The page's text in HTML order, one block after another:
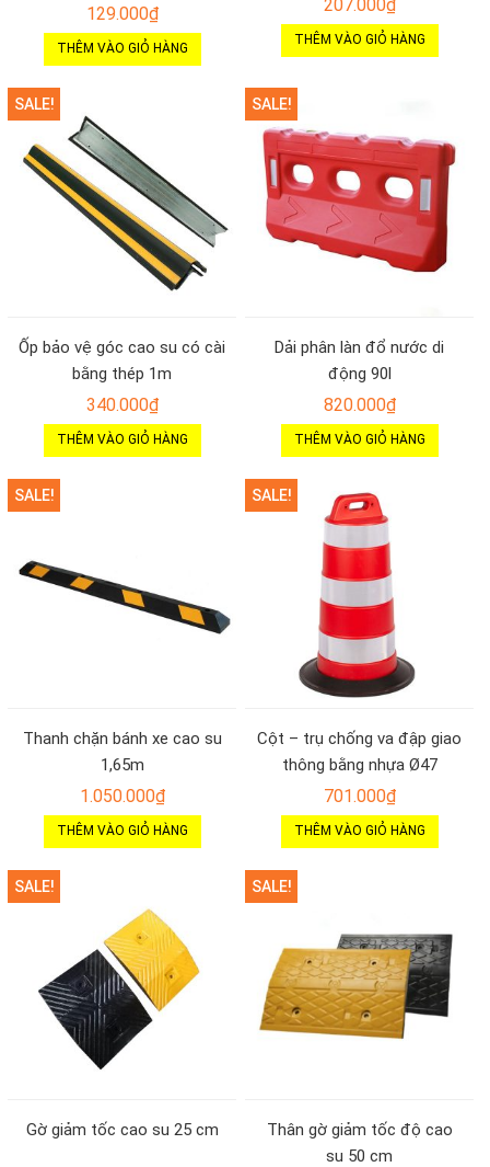
129.000₫
THÊM VÀO GIỎ HÀNG
207.000₫
THÊM VÀO GIỎ HÀNG
SALE!
Ốp bảo vệ góc cao su có cài
bằng thép 1m
340.000₫
THÊM VÀO GIỎ HÀNG
SALE!
Dải phân làn đổ nước di
động 90l
820.000₫
THÊM VÀO GIỎ HÀNG
SALE!
Thanh chặn bánh xe cao su
1,65m
1.050.000₫
THÊM VÀO GIỎ HÀNG
SALE!
Cột – trụ chống va đập giao
thông bằng nhựa Ø47
701.000₫
THÊM VÀO GIỎ HÀNG
SALE!
Gờ giảm tốc cao su 25 cm
SALE!
Thân gờ giảm tốc độ cao
su 50 cm